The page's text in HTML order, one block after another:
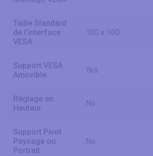
Taille Standard
de l'interface
VESA
100 x 100
Support VESA
Amovible
Yes
Réglage en
Hauteur
No
Support Pivot
Paysage ou
Portrait
No